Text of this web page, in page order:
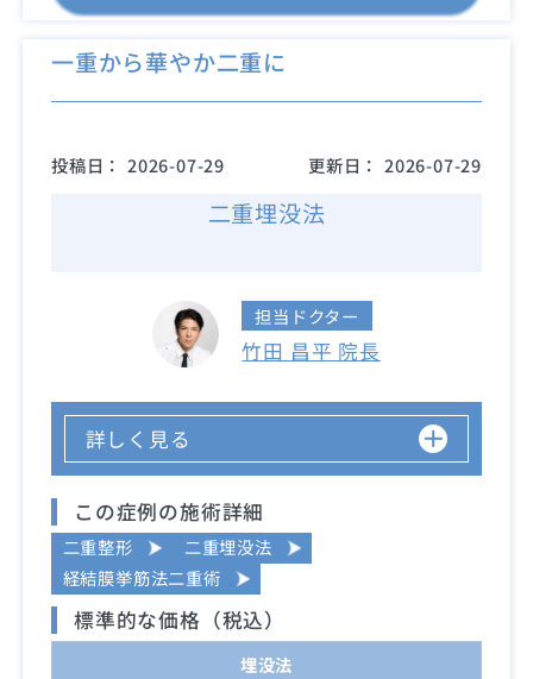
一重から華やか二重に
投稿日： 2026-07-29 更新日： 2026-07-29
二重埋没法
担当ドクター
竹田 昌平 院長
詳しく見る
この症例の施術詳細
二重整形
二重埋没法
経結膜挙筋法二重術
標準的な価格（税込）
埋没法